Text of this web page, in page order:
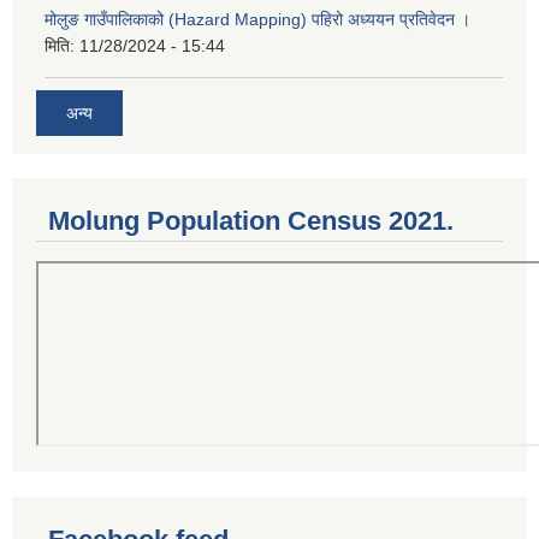
मोलुङ गाउँपालिकाको (Hazard Mapping) पहिरो अध्ययन प्रतिवेदन ।
मिति: 11/28/2024 - 15:44
अन्य
Molung Population Census 2021.